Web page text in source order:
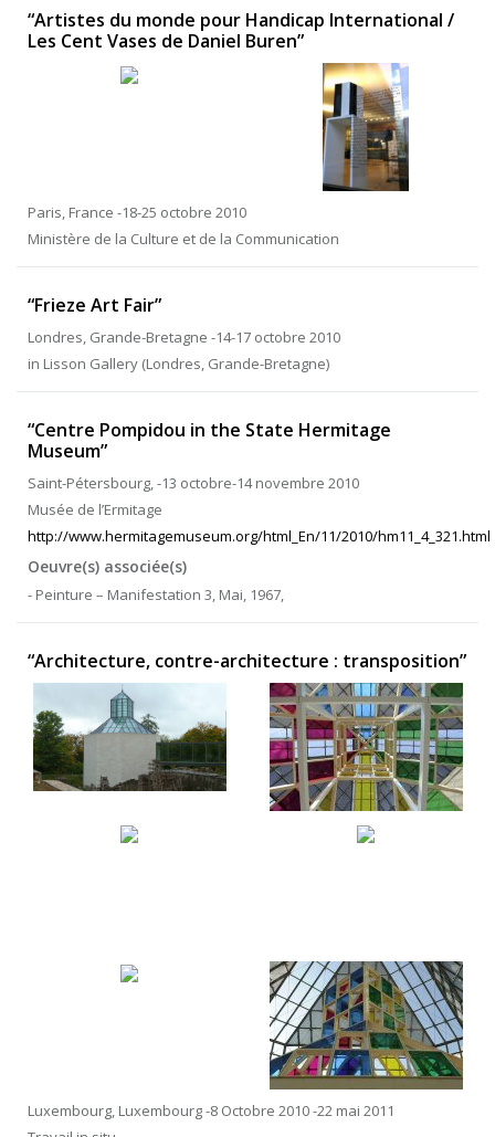
“Artistes du monde pour Handicap International /
Les Cent Vases de Daniel Buren”
Paris, France -18-25 octobre 2010
Ministère de la Culture et de la Communication
“Frieze Art Fair”
Londres, Grande-Bretagne -14-17 octobre 2010
in Lisson Gallery (Londres, Grande-Bretagne)
“Centre Pompidou in the State Hermitage
Museum”
Saint-Pétersbourg, -13 octobre-14 novembre 2010
Musée de l’Ermitage
http://www.hermitagemuseum.org/html_En/11/2010/hm11_4_321.html
Oeuvre(s) associée(s)
- Peinture – Manifestation 3, Mai, 1967,
“Architecture, contre-architecture : transposition”
Luxembourg, Luxembourg -8 Octobre 2010 -22 mai 2011